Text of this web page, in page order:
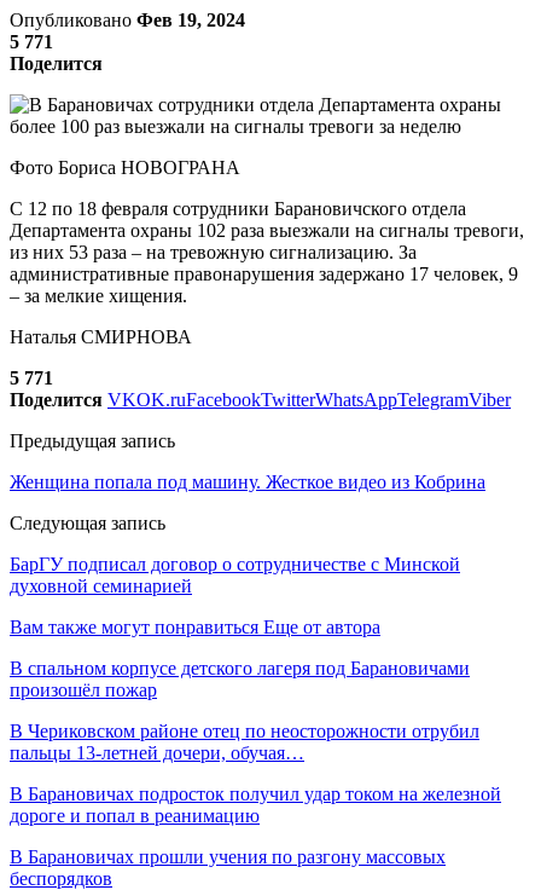
Опубликовано Фев 19, 2024
5 771
Поделится
Фото Бориса НОВОГРАНА
С 12 по 18 февраля сотрудники Барановичского отдела
Департамента охраны 102 раза выезжали на сигналы тревоги,
из них 53 раза – на тревожную сигнализацию. За
административные правонарушения задержано 17 человек, 9
– за мелкие хищения.
Наталья СМИРНОВА
5 771
Поделится VKOK.ruFacebookTwitterWhatsAppTelegramViber
Предыдущая запись
Женщина попала под машину. Жесткое видео из Кобрина
Следующая запись
БарГУ подписал договор о сотрудничестве с Минской
духовной семинарией
Вам также могут понравиться Еще от автора
В спальном корпусе детского лагеря под Барановичами
произошёл пожар
В Чериковском районе отец по неосторожности отрубил
пальцы 13-летней дочери, обучая…
В Барановичах подросток получил удар током на железной
дороге и попал в реанимацию
В Барановичах прошли учения по разгону массовых
беспорядков